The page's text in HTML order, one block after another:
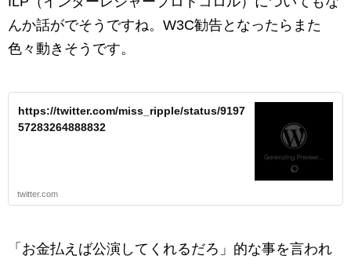
んか話がでそうですね。W3C勧告となったらまた
色々動きそうです。
https://twitter.com/miss_ripple/status/9197
57283264888832
twitter.com
「お金払えば公演してくれるだろ」的な事を言われ